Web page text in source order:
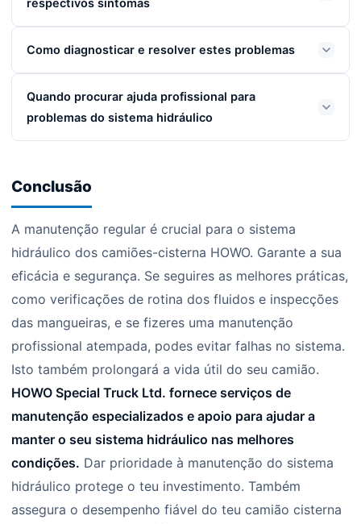
respectivos sintomas
Como diagnosticar e resolver estes problemas
Quando procurar ajuda profissional para
problemas do sistema hidráulico
Conclusão
A manutenção regular é crucial para o sistema
hidráulico dos camiões-cisterna HOWO. Garante a sua
eficácia e segurança. Se seguires as melhores práticas,
como verificações de rotina dos fluidos e inspecções
das mangueiras, e se fizeres uma manutenção
profissional atempada, podes evitar falhas no sistema.
Isto também prolongará a vida útil do seu camião.
HOWO Special Truck Ltd. fornece serviços de
manutenção especializados e apoio para ajudar a
manter o seu sistema hidráulico nas melhores
condições. Dar prioridade à manutenção do sistema
hidráulico protege o teu investimento. Também
assegura o desempenho fiável do teu camião cisterna